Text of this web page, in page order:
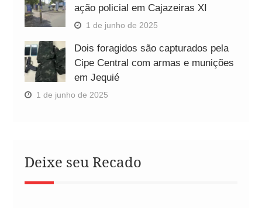
ação policial em Cajazeiras XI
1 de junho de 2025
Dois foragidos são capturados pela
Cipe Central com armas e munições
em Jequié
1 de junho de 2025
Deixe seu Recado